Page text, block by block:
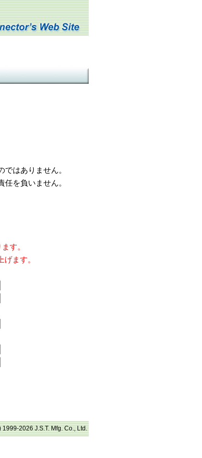
はありません。
を負いません。
す。
ます。
2026 J.S.T. Mfg. Co., Ltd.